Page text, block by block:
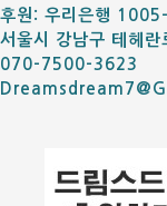
후원: 우리은행
서울시 강남구 테헤
070-7500-3623